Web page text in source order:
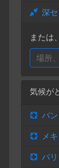
深
または
気候が
バ
メ
パ